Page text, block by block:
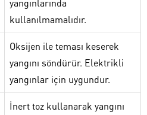
yangınlarında
kullanılmamalıdır.
Oksijen ile teması keserek
yangını söndürür. Elektrikli
yangınlar için uygundur.
İnert toz kullanarak yangını